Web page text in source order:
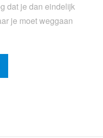
dat je dan eindelijk
je moet weggaan